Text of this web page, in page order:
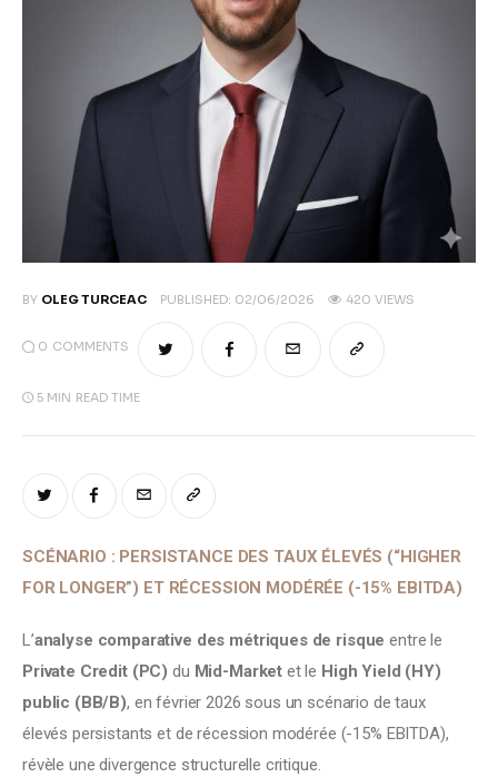
Markets
Tech
Reports
Shop
BY OLEG TURCEAC PUBLISHED: 02/06/2026 420 VIEWS
0 COMMENTS
5 MIN READ TIME
SCÉNARIO : PERSISTANCE DES TAUX ÉLEVÉS (“HIGHER
FOR LONGER”) ET RÉCESSION MODÉRÉE (-15% EBITDA)
L’analyse comparative des métriques de risque entre le
Private Credit (PC) du Mid-Market et le High Yield (HY)
public (BB/B), en février 2026 sous un scénario de taux
élevés persistants et de récession modérée (-15% EBITDA),
révèle une divergence structurelle critique.